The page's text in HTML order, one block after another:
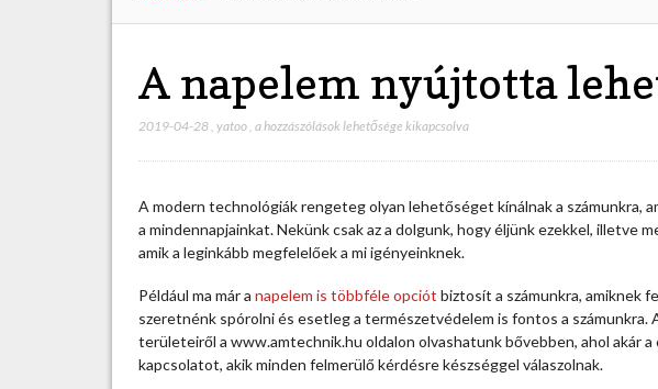
A napelem nyújtotta
2019-04-28 ,yatoo ,A
e
l
e
n
a hozzászólások lehetősége kikapcsolva
A modern technológiák rengeteg olyan lehetőséget kínálnak a számunkra,
a mindennapjainkat. Nekünk csak az a dolgunk, hogy éljünk ezekkel, illetve
amik a leginkább megfelelőek a mi igényeinknek.
Például ma már anapelem is többféle opciót biztosít a számunkra, amiknek
szeretnénk spórolni és esetleg a természetvédelem is fontos a számunkra.
területeiről a www.amtechnik.hu oldalon olvashatunk bővebben, ahol akár
kapcsolatot, akik minden felmerülő kérdésre készséggel válaszolnak.